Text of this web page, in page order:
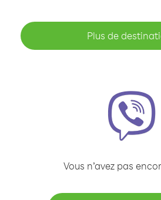
Plus de
Vous n’avez pas